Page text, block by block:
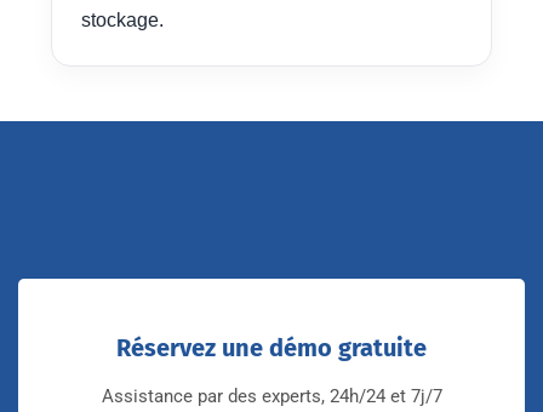
stockage.
Réservez une démo gratuite
Assistance par des experts, 24h/24 et 7j/7